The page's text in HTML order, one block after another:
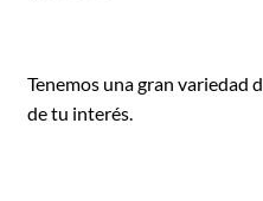
Tenemos una gran variedad
de tu interés.